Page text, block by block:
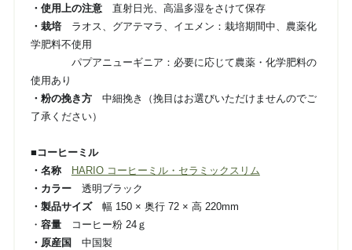
・使用上の注意 直射日光、高温多湿をさけて保存
・栽培 ラオス、グアテマラ、イエメン：栽培期間中、農薬化
学肥料不使用
パプアニューギニア：必要に応じて農薬・化学肥料の
使用あり
・粉の挽き方 中細挽き（挽目はお選びいただけませんのでご
了承ください）
■コーヒーミル
・名称
HARIO コーヒーミル・セラミックスリム
・カラー 透明ブラック
・製品サイズ 幅 150 × 奥行 72 × 高 220mm
・ 容量
コーヒー粉 24ｇ
・原産国
中国製